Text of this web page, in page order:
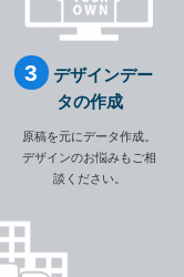
デザインデー
タの作成
原稿を元にデータ作成。
デザインのお悩みもご相
談ください。